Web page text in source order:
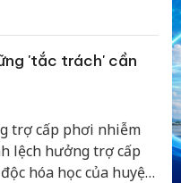
'tắc trách' cần
trợ cấp phơi nhiễm
lệch hưởng trợ cấp
hóa học của huyện